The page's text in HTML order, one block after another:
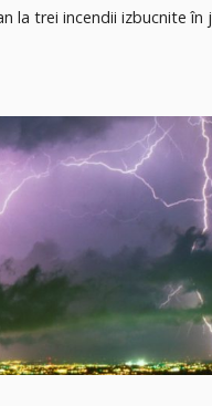
la trei incendii izbucnite în